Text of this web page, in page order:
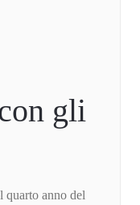
gli
quarto anno del